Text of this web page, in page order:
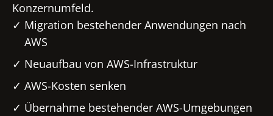
Konzernumfeld.
Migration bestehender Anwendungen nach
AWS
Neuaufbau von AWS-Infrastruktur
AWS-Kosten senken
Übernahme bestehender AWS-Umgebungen